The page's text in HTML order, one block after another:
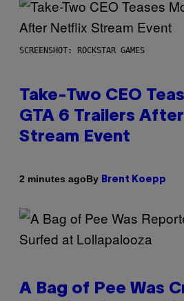
SCREENSHOT: ROCKSTAR GAMES
Take-Two CEO
GTA 6 Trailers
Stream Event
2 minutes agoBy Brent Koepp
A Bag of Pee Was